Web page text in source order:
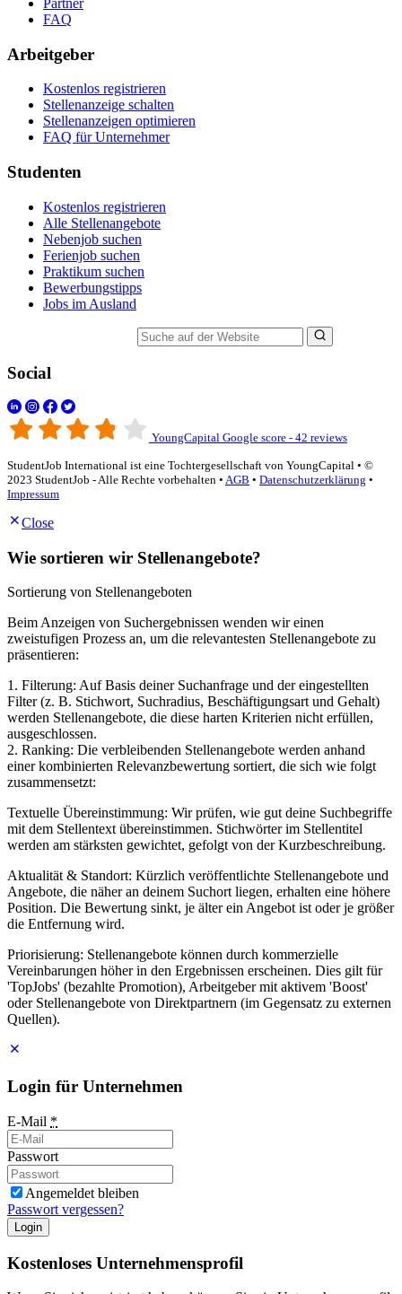
Partner
FAQ
Arbeitgeber
Kostenlos registrieren
Stellenanzeige schalten
Stellenanzeigen optimieren
FAQ für Unternehmer
Studenten
Kostenlos registrieren
Alle Stellenangebote
Nebenjob suchen
Ferienjob suchen
Praktikum suchen
Bewerbungstipps
Jobs im Ausland
Social
YoungCapital Google score - 42 reviews
StudentJob International ist eine Tochtergesellschaft von YoungCapital • ©
2023 StudentJob - Alle Rechte vorbehalten • AGB • Datenschutzerklärung •
Impressum
Close
Wie sortieren wir Stellenangebote?
Sortierung von Stellenangeboten
Beim Anzeigen von Suchergebnissen wenden wir einen
zweistufigen Prozess an, um die relevantesten Stellenangebote zu
präsentieren:
1. Filterung: Auf Basis deiner Suchanfrage und der eingestellten
Filter (z. B. Stichwort, Suchradius, Beschäftigungsart und Gehalt)
werden Stellenangebote, die diese harten Kriterien nicht erfüllen,
ausgeschlossen.
2. Ranking: Die verbleibenden Stellenangebote werden anhand
einer kombinierten Relevanzbewertung sortiert, die sich wie folgt
zusammensetzt:
Textuelle Übereinstimmung: Wir prüfen, wie gut deine Suchbegriffe
mit dem Stellentext übereinstimmen. Stichwörter im Stellentitel
werden am stärksten gewichtet, gefolgt von der Kurzbeschreibung.
Aktualität & Standort: Kürzlich veröffentlichte Stellenangebote und
Angebote, die näher an deinem Suchort liegen, erhalten eine höhere
Position. Die Bewertung sinkt, je älter ein Angebot ist oder je größer
die Entfernung wird.
Priorisierung: Stellenangebote können durch kommerzielle
Vereinbarungen höher in den Ergebnissen erscheinen. Dies gilt für
'TopJobs' (bezahlte Promotion), Arbeitgeber mit aktivem 'Boost'
oder Stellenangebote von Direktpartnern (im Gegensatz zu externen
Quellen).
Login für Unternehmen
E-Mail *
Passwort
Angemeldet bleiben
Passwort vergessen?
Login
Kostenloses Unternehmensprofil